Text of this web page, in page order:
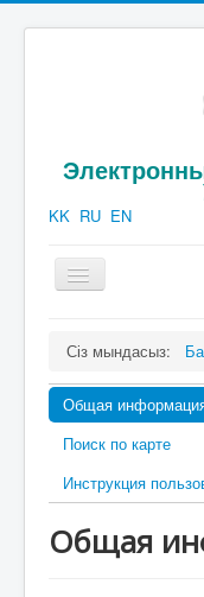
KK RU EN
шарлауды
қосу/
Публикации
Фотогаллерея
Контакты
Кіру
Сіз мындасыз:
Общая
Поиск по карте
Инструкция
Общая